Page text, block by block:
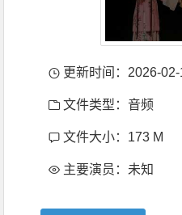
更新时间：2026-
文件类型：音频
文件大小：173 M
主要演员：未知